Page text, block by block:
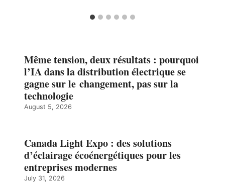
Même tension, deux résultats : pourquoi
l’IA dans la distribution électrique se
gagne sur le changement, pas sur la
technologie
August 5, 2026
Canada Light Expo : des solutions
d’éclairage écoénergétiques pour les
entreprises modernes
July 31, 2026